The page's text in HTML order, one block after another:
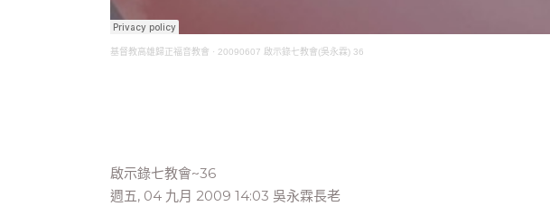
基督教高雄歸正福音教會 · 20090607 啟示錄七教會(吳永霖) 36
啟示錄七教會~36
週五, 04 九月 2009 14:03 吳永霖長老